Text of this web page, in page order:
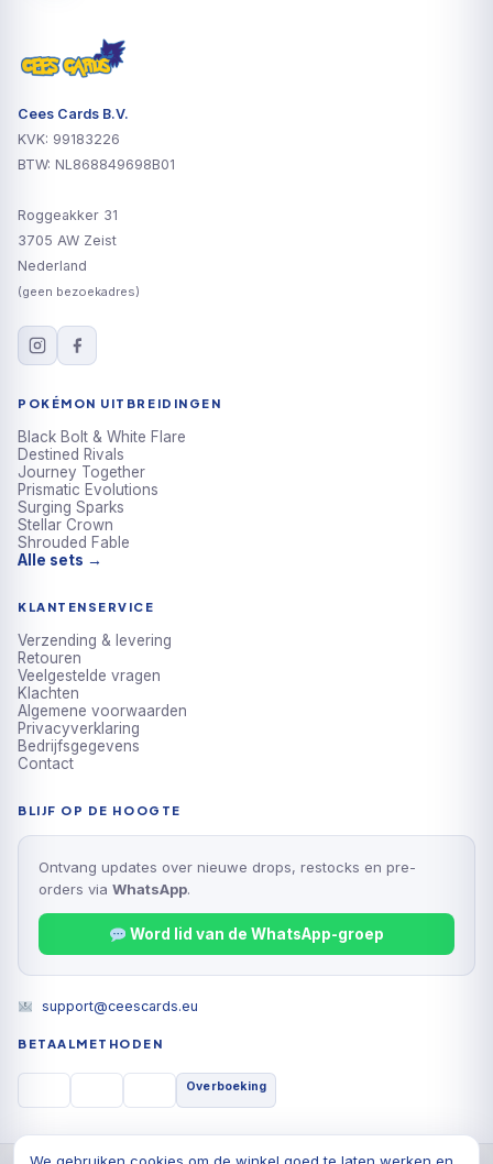
Cees Cards B.V.
KVK: 99183226
BTW: NL868849698B01
Roggeakker 31
3705 AW Zeist
Nederland
(geen bezoekadres)
POKÉMON UITBREIDINGEN
Black Bolt & White Flare
Destined Rivals
Journey Together
Prismatic Evolutions
Surging Sparks
Stellar Crown
Shrouded Fable
Alle sets →
KLANTENSERVICE
Verzending & levering
Retouren
Veelgestelde vragen
Klachten
Algemene voorwaarden
Privacyverklaring
Bedrijfsgegevens
Contact
BLIJF OP DE HOOGTE
Ontvang updates over nieuwe drops, restocks en pre-
orders via WhatsApp.
Word lid van de WhatsApp-groep
support@ceescards.eu
BETAALMETHODEN
Overboeking